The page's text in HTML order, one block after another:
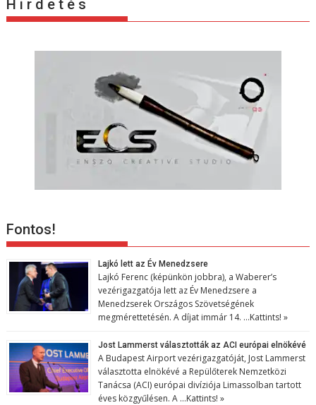
i
H i r d e t é s
Fontos!
Lajkó lett az Év Menedzsere
Lajkó Ferenc (képünkön jobbra), a Waberer’s
vezérigazgatója lett az Év Menedzsere a
Menedzserek Országos Szövetségének
megmérettetésén. A díjat immár 14. …Kattints! »
Jost Lammerst választották az ACI európai elnökévé
A Budapest Airport vezérigazgatóját, Jost Lammerst
választotta elnökévé a Repülőterek Nemzetközi
Tanácsa (ACI) európai divíziója Limassolban tartott
éves közgyűlésen. A …Kattints! »